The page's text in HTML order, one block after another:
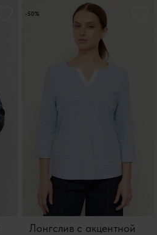
-50%
Лонгслив с акцентной